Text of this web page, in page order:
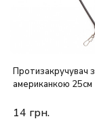
Протизакручувач з
американкою 25см
14 грн.